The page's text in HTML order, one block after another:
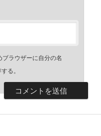
ラウザーに自分の名
る。